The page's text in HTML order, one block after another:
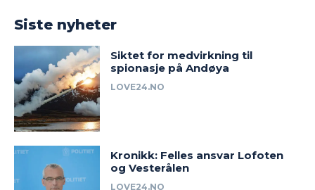
Siste nyheter
Siktet for medvirkning til
spionasje på Andøya
LOVE24.NO
Kronikk: Felles ansvar Lofoten
og Vesterålen
LOVE24.NO